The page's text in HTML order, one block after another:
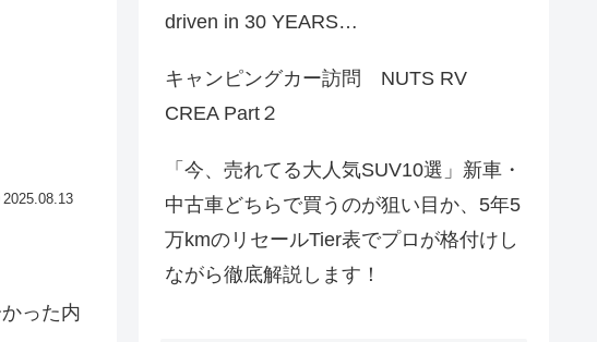
2025.08.13
った内
driven in 30 YEARS…
キャンピングカー訪問 NUTS RV
CREA Part２
「今、売れてる大人気SUV10選」新車・
中古車どちらで買うのが狙い目か、5年5
万kmのリセールTier表でプロが格付けし
ながら徹底解説します！